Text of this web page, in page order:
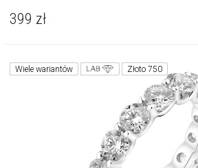
399 zł
Wiele wariantów Złoto 750